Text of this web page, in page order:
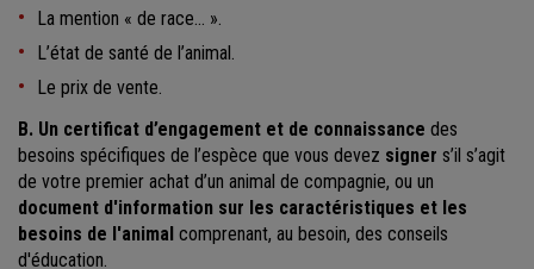
La mention « de race… ».
L’état de santé de l’animal.
Le prix de vente.
B. Un certificat d’engagement et de connaissance des
besoins spécifiques de l’espèce que vous devez signer s’il s’agit
de votre premier achat d’un animal de compagnie, ou un
document d'information sur les caractéristiques et les
besoins de l'animal comprenant, au besoin, des conseils
d'éducation.